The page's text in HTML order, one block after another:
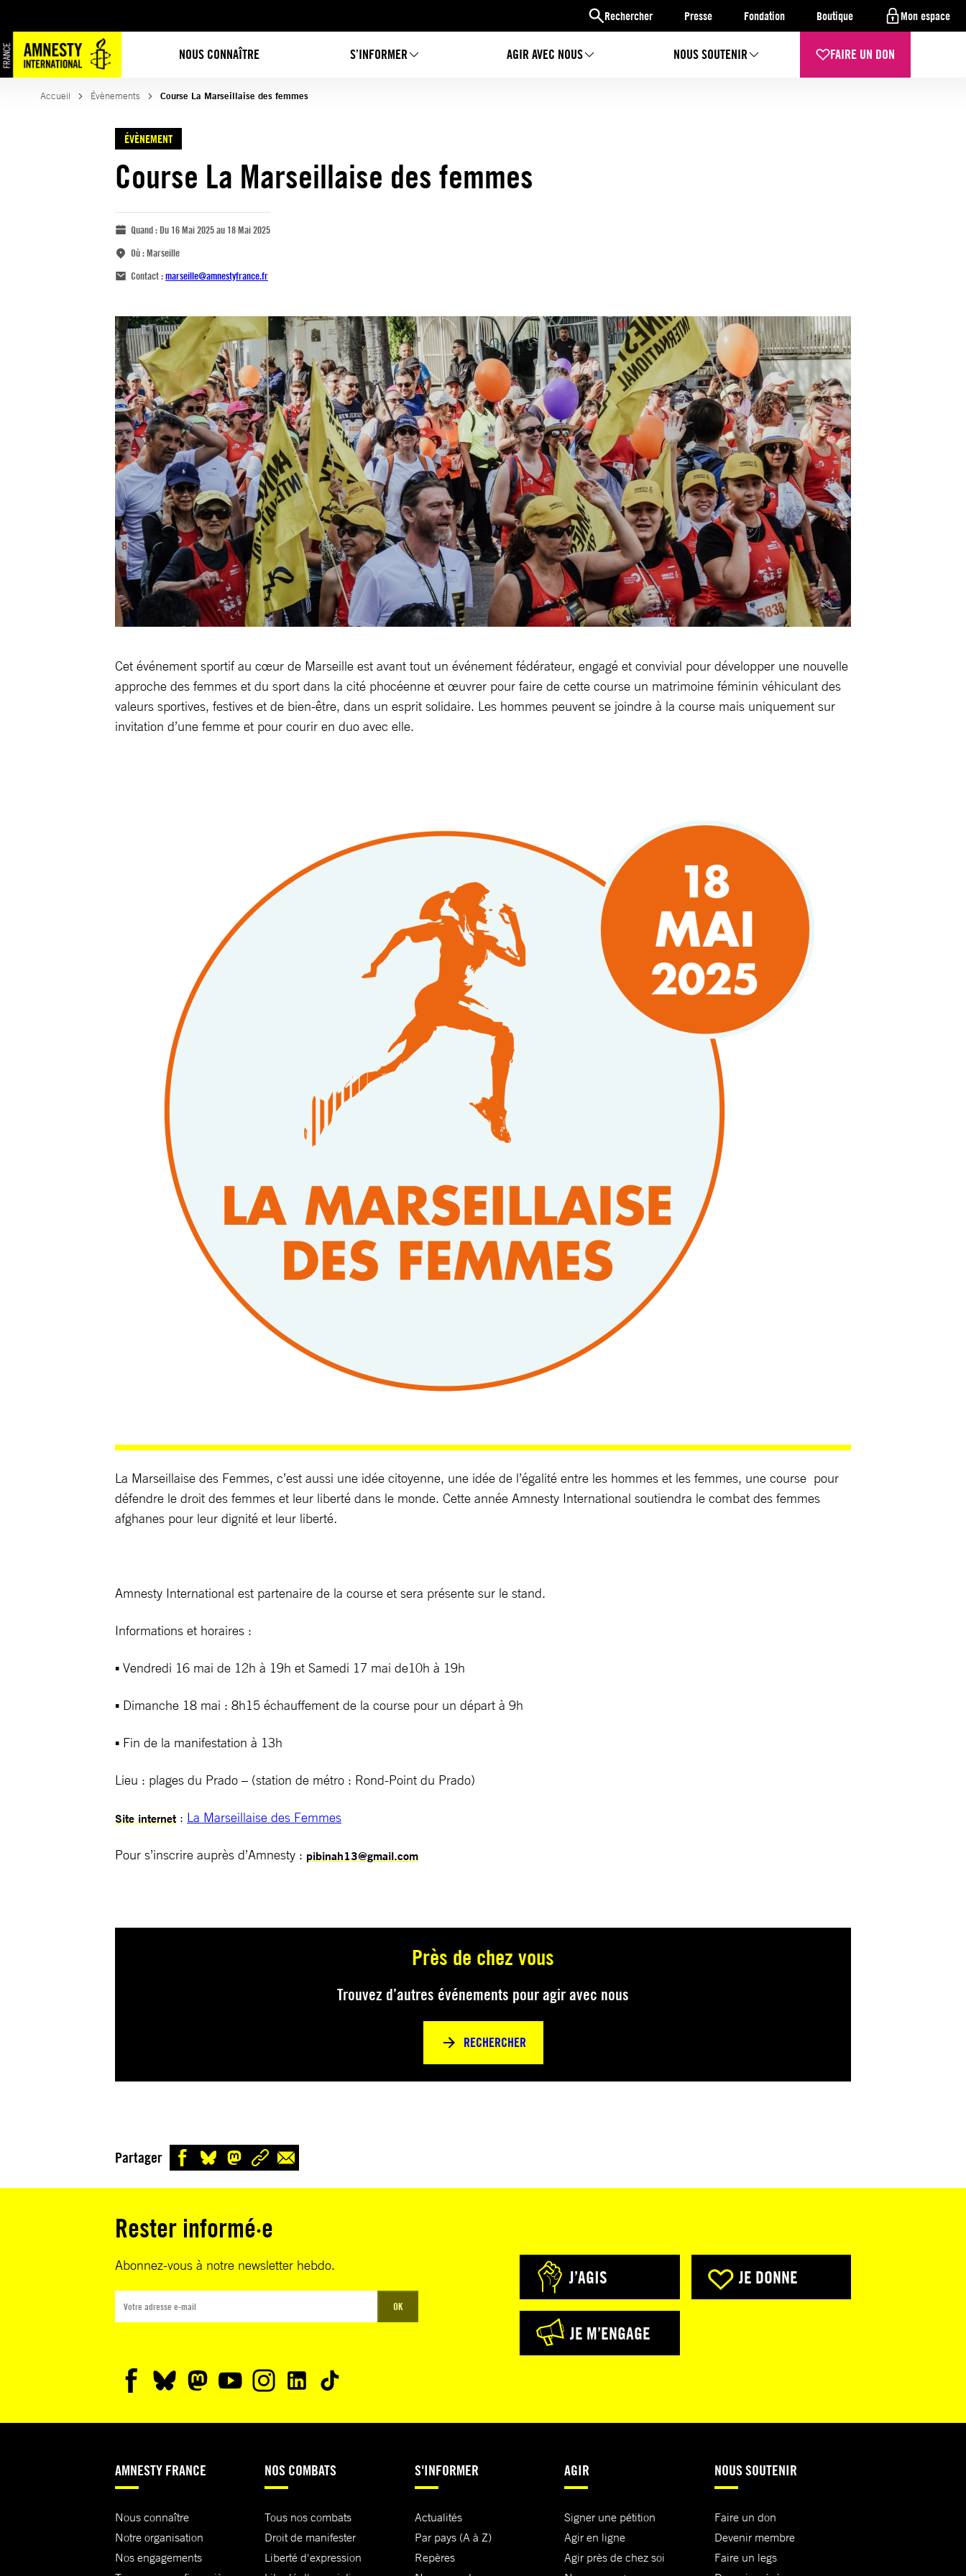
Rechercher Presse Fondation Boutique Mon espace
NOUS CONNAÎTRE S’INFORMER AGIR AVEC NOUS NOUS SOUTENIR FAIRE UN DON
Accueil Évènements Course La Marseillaise des femmes
ÉVÈNEMENT
Course La Marseillaise des femmes
Quand :Du 16 Mai 2025 au 18 Mai 2025
Où :Marseille
Contact :marseille@amnestyfrance.fr
Cet événement sportif au cœur de Marseille est avant tout un événement fédérateur, engagé et convivial pour développer une nouvelle
approche des femmes et du sport dans la cité phocéenne et œuvrer pour faire de cette course un matrimoine féminin véhiculant des
valeurs sportives, festives et de bien-être, dans un esprit solidaire. Les hommes peuvent se joindre à la course mais uniquement sur
invitation d’une femme et pour courir en duo avec elle.
La Marseillaise des Femmes, c’est aussi une idée citoyenne, une idée de l’égalité entre les hommes et les femmes, une course pour
défendre le droit des femmes et leur liberté dans le monde. Cette année Amnesty International soutiendra le combat des femmes
afghanes pour leur dignité et leur liberté.
Amnesty International est partenaire de la course et sera présente sur le stand.
Informations et horaires :
▪ Vendredi 16 mai de 12h à 19h et Samedi 17 mai de10h à 19h
▪ Dimanche 18 mai : 8h15 échauffement de la course pour un départ à 9h
▪ Fin de la manifestation à 13h
Lieu : plages du Prado – (station de métro : Rond-Point du Prado)
Site internet : La Marseillaise des Femmes
Pour s’inscrire auprès d’Amnesty : pibinah13@gmail.com
Près de chez vous
Trouvez d’autres événements pour agir avec nous
RECHERCHER
Partager
Rester informé·e
Abonnez-vous à notre newsletter hebdo.
OK
J’AGIS JE DONNE
JE M’ENGAGE
AMNESTY FRANCE
Nous connaître
Notre organisation
Nos engagements
NOS COMBATS
Tous nos combats
Droit de manifester
Liberté d'expression
S'INFORMER
Actualités
Par pays (A à Z)
Repères
AGIR
Signer une pétition
Agir en ligne
Agir près de chez soi
NOUS SOUTENIR
Faire un don
Devenir membre
Faire un legs